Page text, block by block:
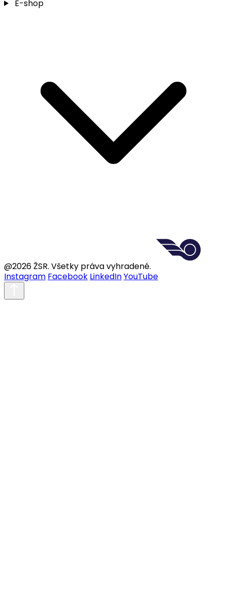
E-shop
@2026 ŽSR. Všetky práva vyhradené.
Instagram Facebook LinkedInYouTube